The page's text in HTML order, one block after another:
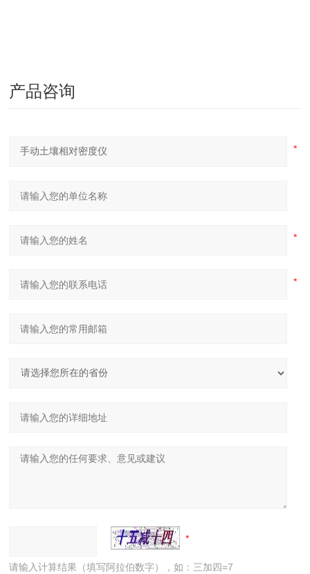
产品咨询
请输入计算结果（填写阿拉伯数字），如：三加四=7